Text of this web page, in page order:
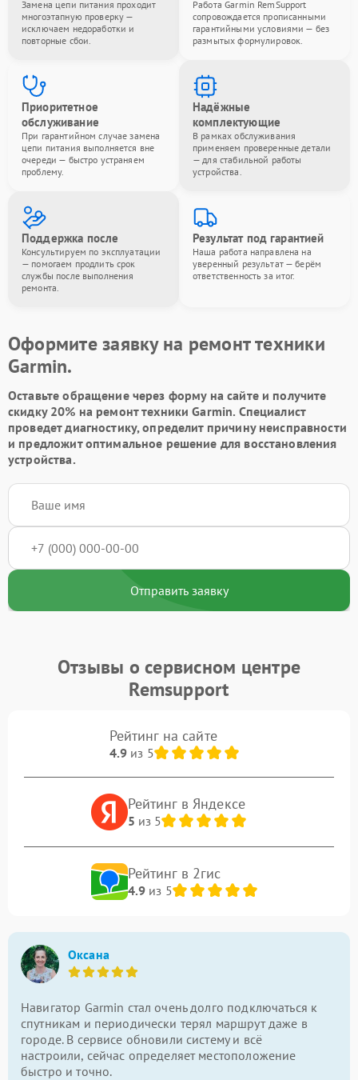
Замена цепи питания проходит
многоэтапную проверку —
исключаем недоработки и
повторные сбои.
Работа Garmin RemSupport
сопровождается прописанными
гарантийными условиями — без
размытых формулировок.
Приоритетное
обслуживание
При гарантийном случае замена
цепи питания выполняется вне
очереди — быстро устраняем
проблему.
Надёжные
комплектующие
В рамках обслуживания
применяем проверенные детали
— для стабильной работы
устройства.
Поддержка после
Консультируем по эксплуатации
— помогаем продлить срок
службы после выполнения
ремонта.
Результат под гарантией
Наша работа направлена на
уверенный результат — берём
ответственность за итог.
Оформите заявку на ремонт техники
Garmin.
Оставьте обращение через форму на сайте и получите
скидку 20% на ремонт техники Garmin. Специалист
проведет диагностику, определит причину неисправности
и предложит оптимальное решение для восстановления
устройства.
Отправить заявку
Отзывы о сервисном центре
Remsupport
Рейтинг на сайте
4.9из 5
Рейтинг в Яндексе
5 из 5
Рейтинг в 2гис
4.9из 5
Оксана
Навигатор Garmin стал очень долго подключаться к
спутникам и периодически терял маршрут даже в
городе. В сервисе обновили систему и всё
настроили, сейчас определяет местоположение
быстро и точно.